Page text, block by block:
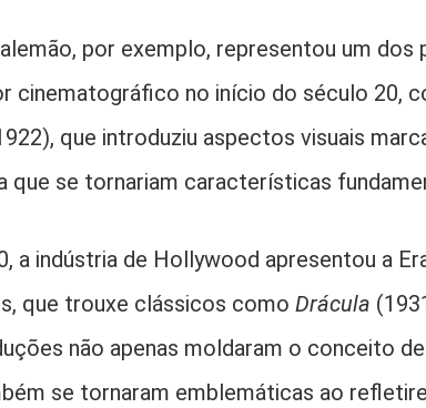
por exemplo, representou um dos
cinematográfico no início do século 20,
que introduziu aspectos visuais
que se tornariam características
a indústria de Hollywood apresentou a
que trouxe clássicos como Drácula
não apenas moldaram o conceito
se tornaram emblemáticas ao